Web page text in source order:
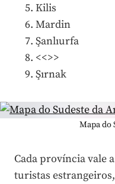
Kilis
Mardin
Şanlıurfa
<<>>
Şırnak
Mapa do
Cada província vale
turistas